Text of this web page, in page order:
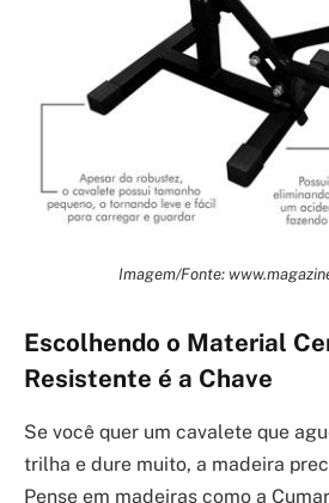
Imagem/Fonte:
Escolhendo o Material
Resistente é a Chave
Se você quer um cavalete que
trilha e dure muito, a madeira
Pense em madeiras como a